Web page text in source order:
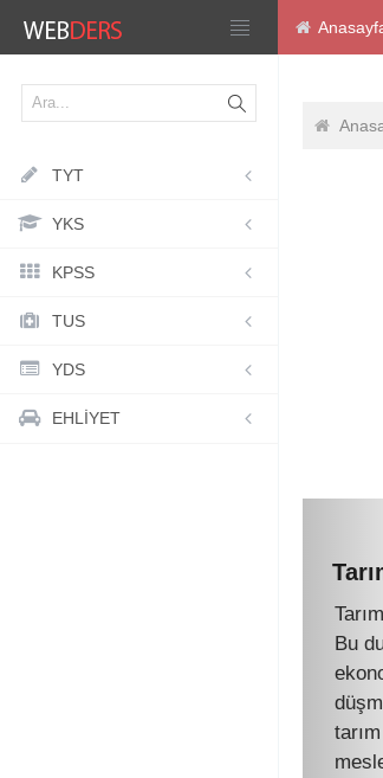
TYT
YKS
KPSS
TUS
YDS
EHLİYET
Bu